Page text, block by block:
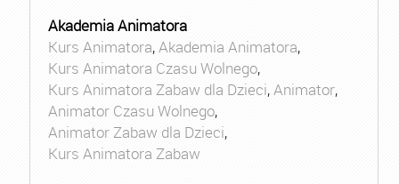
Akademia Animatora
Kurs Animatora,Akademia Animatora,
Kurs Animatora Czasu Wolnego,
Kurs Animatora Zabaw dla Dzieci,Animator,
Animator Czasu Wolnego,
Animator Zabaw dla Dzieci,
Kurs Animatora Zabaw